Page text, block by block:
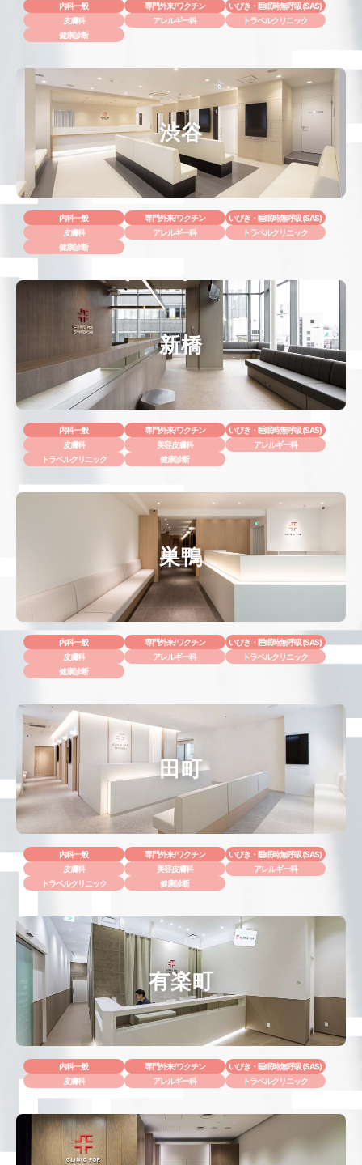
内科一般 専門外来/ワクチン
いびき・睡眠時無呼吸 (SAS)
皮膚科
アレルギー科
トラベルクリニック
健康診断
渋谷
内科一般 専門外来/ワクチン
いびき・睡眠時無呼吸 (SAS)
皮膚科
アレルギー科
トラベルクリニック
健康診断
新橋
内科一般 専門外来/ワクチン
いびき・睡眠時無呼吸 (SAS)
皮膚科
美容皮膚科
アレルギー科
トラベルクリニック
健康診断
巣鴨
内科一般 専門外来/ワクチン
いびき・睡眠時無呼吸 (SAS)
皮膚科
アレルギー科
トラベルクリニック
健康診断
田町
内科一般 専門外来/ワクチン
いびき・睡眠時無呼吸 (SAS)
皮膚科
美容皮膚科
アレルギー科
トラベルクリニック
健康診断
有楽町
内科一般 専門外来/ワクチン
いびき・睡眠時無呼吸 (SAS)
皮膚科
アレルギー科 トラベルクリニック